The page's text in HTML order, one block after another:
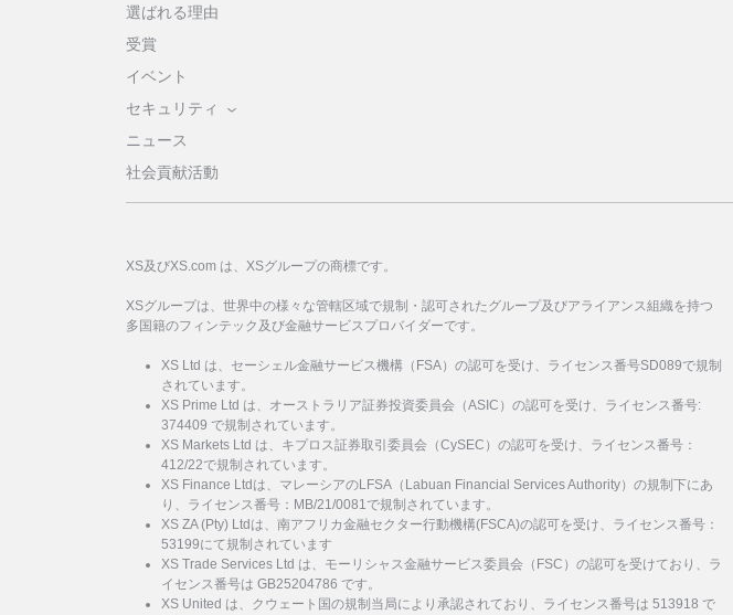
選ばれる理由
受賞
イベント
セキュリティ
ニュース
社会貢献活動
XS及びXS.com は、XSグループの商標です。
XSグループは、世界中の様々な管轄区域で規制・認可されたグループ及びアライアンス組織を持つ
多国籍のフィンテック及び金融サービスプロバイダーです。
XS Ltd は、セーシェル金融サービス機構（FSA）の認可を受け、ライセンス番号SD089で規制
されています。
XS Prime Ltd は、オーストラリア証券投資委員会（ASIC）の認可を受け、ライセンス番号:
374409 で規制されています。
XS Markets Ltd は、キプロス証券取引委員会（CySEC）の認可を受け、ライセンス番号：
412/22で規制されています。
XS Finance Ltdは、マレーシアのLFSA（Labuan Financial Services Authority）の規制下にあ
り、ライセンス番号：MB/21/0081で規制されています。
XS ZA (Pty) Ltdは、南アフリカ金融セクター行動機構(FSCA)の認可を受け、ライセンス番号：
53199にて規制されています
XS Trade Services Ltd は、モーリシャス金融サービス委員会（FSC）の認可を受けており、ラ
イセンス番号は GB25204786 です。
XS United は、クウェート国の規制当局により承認されており、ライセンス番号は 513918 で